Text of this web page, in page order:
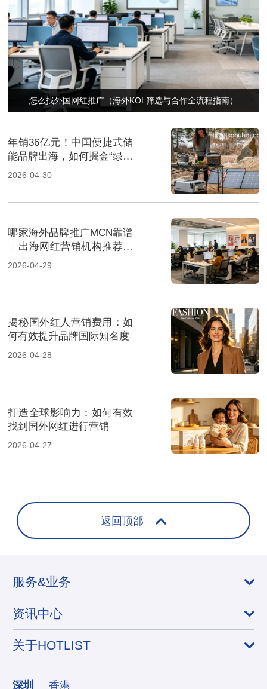
怎么找外国网红推广（海外KOL筛选与合作全流程指南）
年销36亿元！中国便捷式储
能品牌出海，如何掘金“绿色
经济”新风口
2026-04-30
哪家海外品牌推广MCN靠谱
｜出海网红营销机构推荐指
南
2026-04-29
揭秘国外红人营销费用：如
何有效提升品牌国际知名度
2026-04-28
打造全球影响力：如何有效
找到国外网红进行营销
2026-04-27
返回顶部
服务&业务
资讯中心
关于HOTLIST
深圳 香港